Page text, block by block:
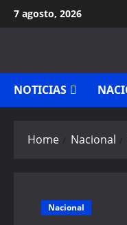
Skip
to
7 agosto, 2026
NOTICIAS
Home Nacional
Nacional